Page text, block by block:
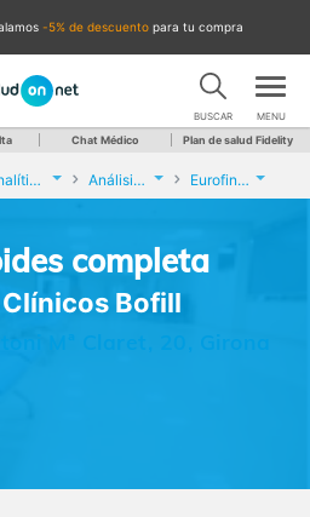
-5% de descuento para tu compra
BUSCAR MENU
Chat Médico Plan de salud Fidelity
Analíticas y Genética Análisis de tiroides completa Eurofins Análisis Clínicos Bofill
completa
Bofill